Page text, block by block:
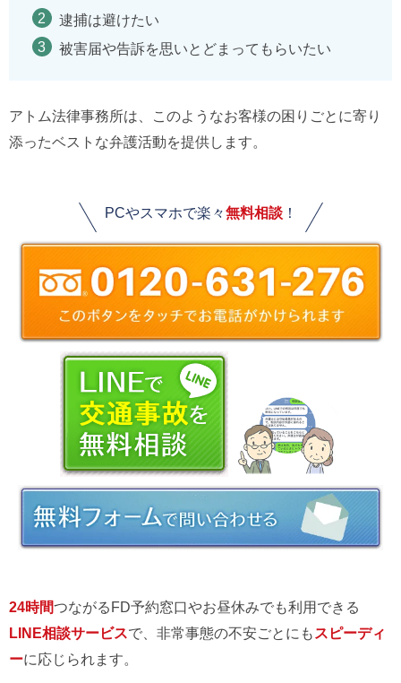
逮捕は避けたい
被害届や告訴を思いとどまってもらいたい
アトム法律事務所は、このようなお客様の困りごとに寄り
添ったベストな弁護活動を提供します。
PCやスマホで楽々無料相談！
24時間つながるFD予約窓口やお昼休みでも利用できる
LINE相談サービスで、非常事態の不安ごとにも スピーディ
ーに応じられます。